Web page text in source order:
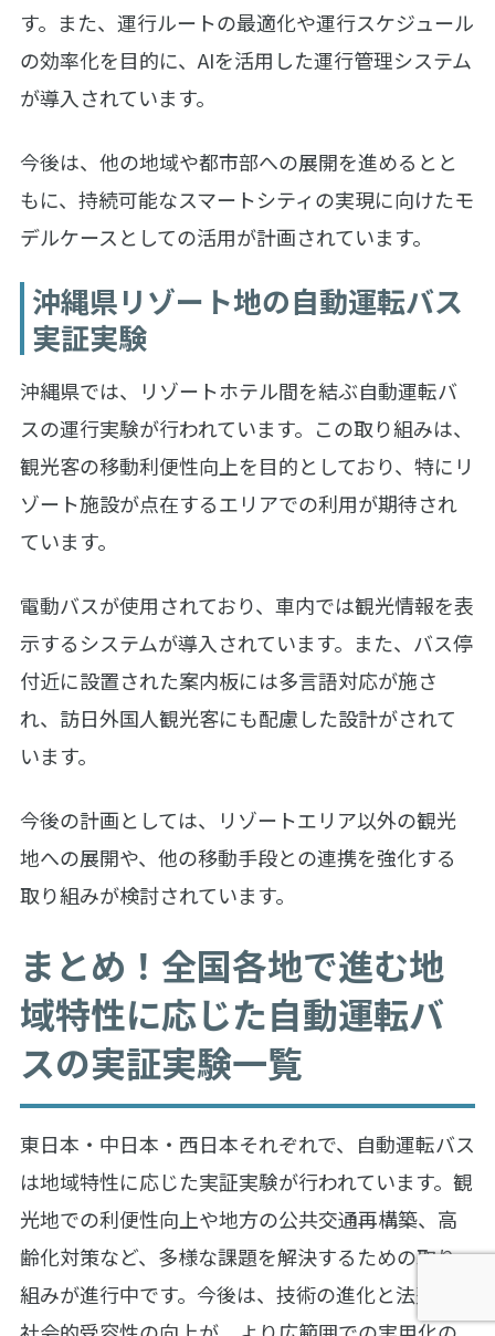
す。また、運行ルートの最適化や運行スケジュール
の効率化を目的に、AIを活用した運行管理システム
が導入されています。
今後は、他の地域や都市部への展開を進めるとと
もに、持続可能なスマートシティの実現に向けたモ
デルケースとしての活用が計画されています。
沖縄県リゾート地の自動運転バス
実証実験
沖縄県では、リゾートホテル間を結ぶ自動運転バ
スの運行実験が行われています。この取り組みは、
観光客の移動利便性向上を目的としており、特にリ
ゾート施設が点在するエリアでの利用が期待され
ています。
電動バスが使用されており、車内では観光情報を表
示するシステムが導入されています。また、バス停
付近に設置された案内板には多言語対応が施さ
れ、訪日外国人観光客にも配慮した設計がされて
います。
今後の計画としては、リゾートエリア以外の観光
地への展開や、他の移動手段との連携を強化する
取り組みが検討されています。
まとめ！全国各地で進む地
域特性に応じた自動運転バ
スの実証実験一覧
東日本・中日本・西日本それぞれで、自動運転バス
は地域特性に応じた実証実験が行われています。観
光地での利便性向上や地方の公共交通再構築、高
齢化対策など、多様な課題を解決するための取り
組みが進行中です。今後は、技術の進化と法整備、